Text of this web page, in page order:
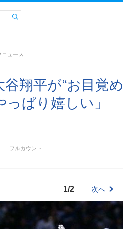
ニュース
谷翔平が“お目覚
っぱり嬉しい」
フルカウント
1/2 次へ